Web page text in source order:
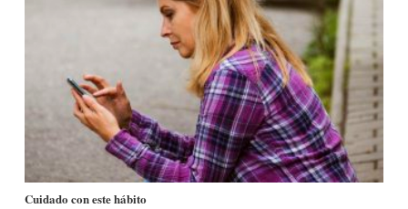
Cuidado con este hábito